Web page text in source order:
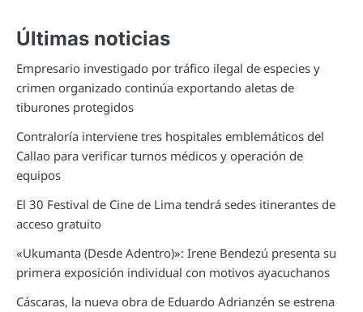
Últimas noticias
Empresario investigado por tráfico ilegal de especies y
crimen organizado continúa exportando aletas de
tiburones protegidos
Contraloría interviene tres hospitales emblemáticos del
Callao para verificar turnos médicos y operación de
equipos
El 30 Festival de Cine de Lima tendrá sedes itinerantes de
acceso gratuito
«Ukumanta (Desde Adentro)»: Irene Bendezú presenta su
primera exposición individual con motivos ayacuchanos
Cáscaras, la nueva obra de Eduardo Adrianzén se estrena